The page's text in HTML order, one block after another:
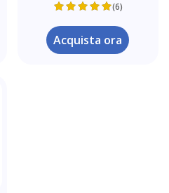
(6)
Acquista ora